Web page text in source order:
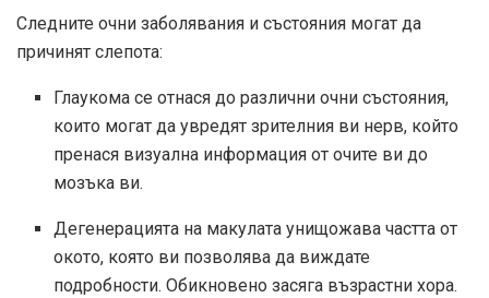
Следните очни заболявания и състояния могат да
причинят слепота:
Глаукома се отнася до различни очни състояния,
които могат да увредят зрителния ви нерв, който
пренася визуална информация от очите ви до
мозъка ви.
Дегенерацията на макулата унищожава частта от
окото, която ви позволява да виждате
подробности. Обикновено засяга възрастни хора.